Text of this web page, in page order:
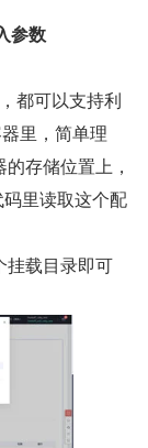
参数
都可以支持利
里，简单理
存储位置上，
里读取这个配
挂载目录即可